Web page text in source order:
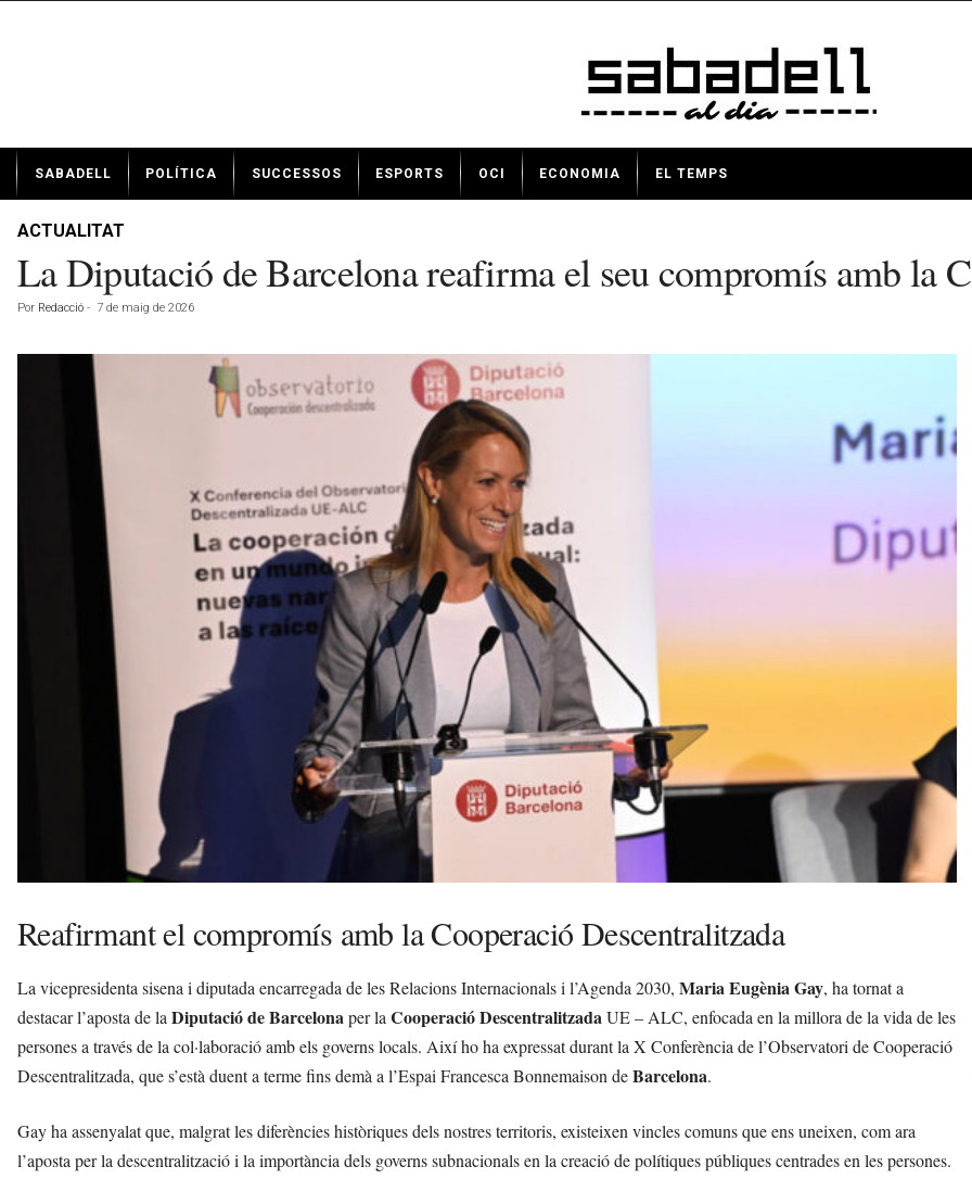
t
SABADELL POLÍTICA SUCCESSOS ESPORTS OCI ECONOMIA EL TEMPS
ACTUALITAT
La Diputació de Barcelona reafirma el seu compromís amb la
Por Redacció - 7 de maig de 2026
Reafirmant el compromís amb la Cooperació Descentralitzada
La vicepresidenta sisena i diputada encarregada de les Relacions Internacionals i l’Agenda 2030, Maria Eugènia Gay, ha tornat a
destacar l’aposta de laDiputació de Barcelonaper laCooperació DescentralitzadaUE – ALC, enfocada en la millora de la vida de les
persones a través de la col·laboració amb els governs locals. Així ho ha expressat durant la X Conferència de l’Observatori de Cooperació
Descentralitzada, que s’està duent a terme fins demà a l’Espai Francesca Bonnemaison deBarcelona.
Gay ha assenyalat que, malgrat les diferències històriques dels nostres territoris, existeixen vincles comuns que ens uneixen, com ara
l’aposta per la descentralització i la importància dels governs subnacionals en la creació de polítiques públiques centrades en les persones.